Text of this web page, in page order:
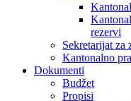
rezervi
Sekretarijat za
Kantonalno
Dokumenti
Budžet
Propisi